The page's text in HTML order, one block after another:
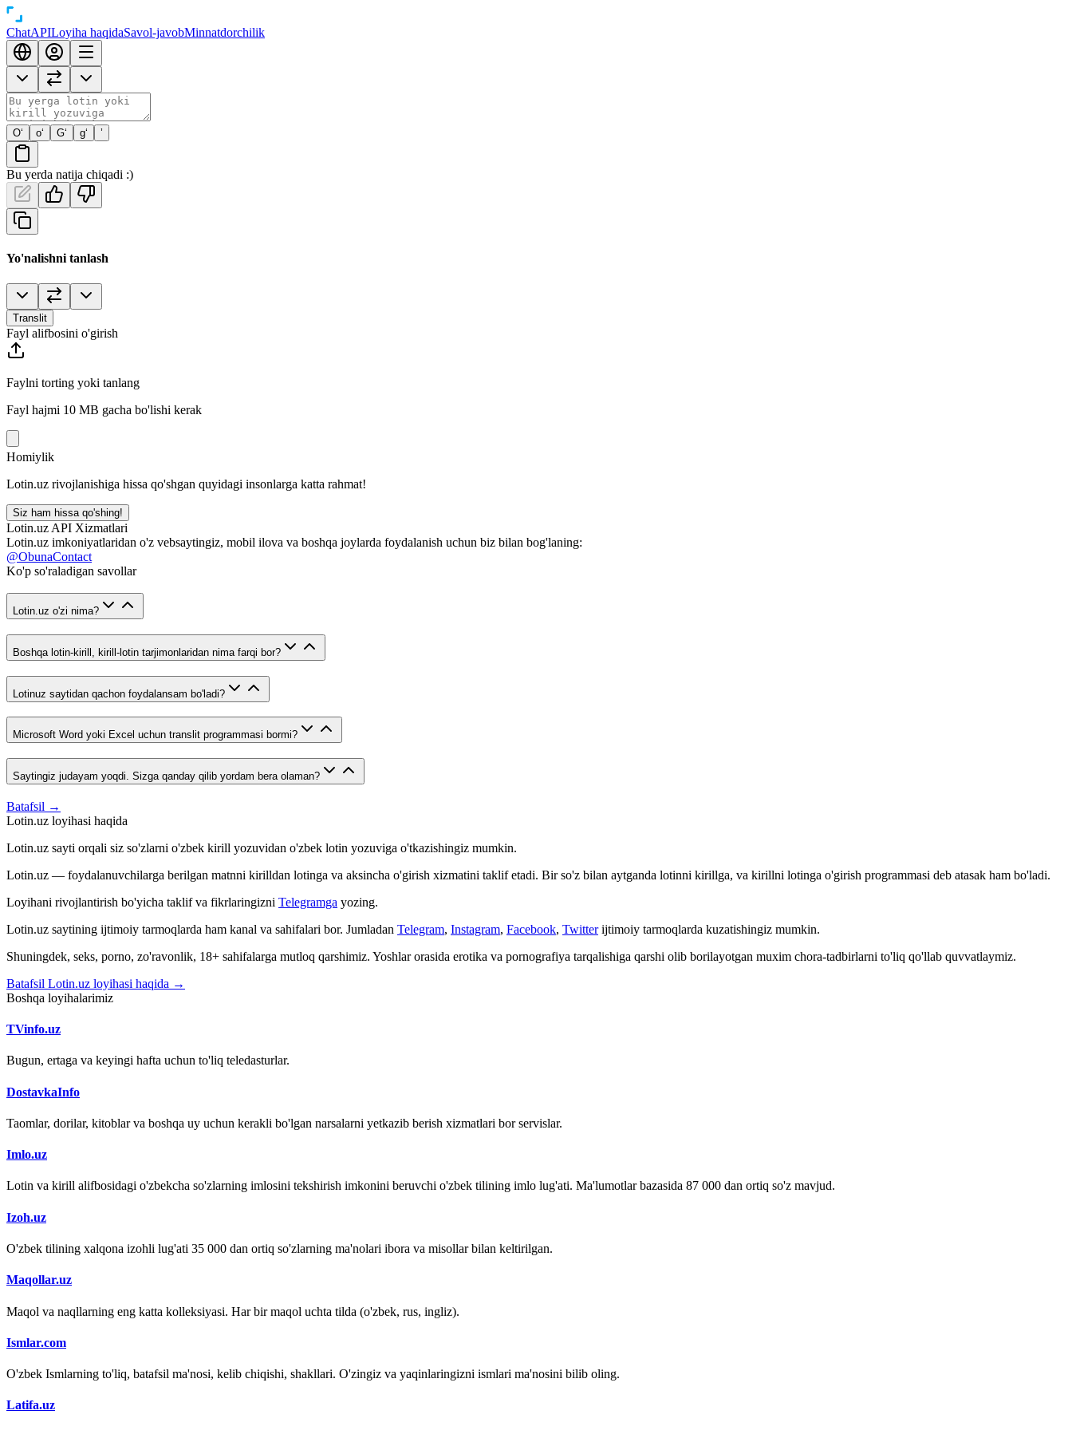
ChatAPILoyiha haqidaSavol-javobMinnatdorchilik
O‘ o‘ G‘ g‘ ’
Bu yerda natija chiqadi :)
Yo'nalishni tanlash
Translit
Fayl alifbosini o'girish
Faylni torting yoki tanlang
Fayl hajmi 10 MB gacha bo'lishi kerak
Homiylik
Lotin.uz rivojlanishiga hissa qo'shgan quyidagi insonlarga katta rahmat!
Siz ham hissa qo'shing!
Lotin.uz API Xizmatlari
Lotin.uz imkoniyatlaridan o'z vebsaytingiz, mobil ilova va boshqa joylarda foydalanish uchun biz bilan bog'laning:
@ObunaContact
Ko'p so'raladigan savollar
Lotin.uz o'zi nima?
Boshqa lotin-kirill, kirill-lotin tarjimonlaridan nima farqi bor?
Lotinuz saytidan qachon foydalansam bo'ladi?
Microsoft Word yoki Excel uchun translit programmasi bormi?
Saytingiz judayam yoqdi. Sizga qanday qilib yordam bera olaman?
Batafsil →
Lotin.uz loyihasi haqida
Lotin.uz sayti orqali siz so'zlarni o'zbek kirill yozuvidan o'zbek lotin yozuviga o'tkazishingiz mumkin.
Lotin.uz — foydalanuvchilarga berilgan matnni kirilldan lotinga va aksincha o'girish xizmatini taklif etadi. Bir so'z bilan aytganda lotinni kirillga, va kirillni lotinga o'girish programmasi deb atasak ham bo'ladi.
Loyihani rivojlantirish bo'yicha taklif va fikrlaringizni Telegramga yozing.
Lotin.uz saytining ijtimoiy tarmoqlarda ham kanal va sahifalari bor. Jumladan Telegram, Instagram, Facebook, Twitter ijtimoiy tarmoqlarda kuzatishingiz mumkin.
Shuningdek, seks, porno, zo'ravonlik, 18+ sahifalarga mutloq qarshimiz. Yoshlar orasida erotika va pornografiya tarqalishiga qarshi olib borilayotgan muxim chora-tadbirlarni to'liq qo'llab quvvatlaymiz.
Batafsil Lotin.uz loyihasi haqida →
Boshqa loyihalarimiz
TVinfo.uz
Bugun, ertaga va keyingi hafta uchun to'liq teledasturlar.
DostavkaInfo
Taomlar, dorilar, kitoblar va boshqa uy uchun kerakli bo'lgan narsalarni yetkazib berish xizmatlari bor servislar.
Imlo.uz
Lotin va kirill alifbosidagi o'zbekcha so'zlarning imlosini tekshirish imkonini beruvchi o'zbek tilining imlo lug'ati. Ma'lumotlar bazasida 87 000 dan ortiq so'z mavjud.
Izoh.uz
O'zbek tilining xalqona izohli lug'ati 35 000 dan ortiq so'zlarning ma'nolari ibora va misollar bilan keltirilgan.
Maqollar.uz
Maqol va naqllarning eng katta kolleksiyasi. Har bir maqol uchta tilda (o'zbek, rus, ingliz).
Ismlar.com
O'zbek Ismlarning to'liq, batafsil ma'nosi, kelib chiqishi, shakllari. O'zingiz va yaqinlaringizni ismlari ma'nosini bilib oling.
Latifa.uz